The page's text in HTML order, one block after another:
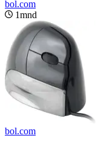
bol.com
1mnd
bol.com